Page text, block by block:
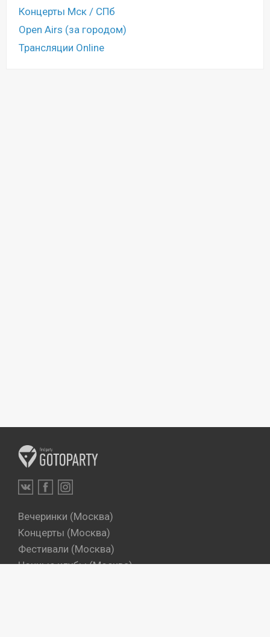
Концерты Мск / СПб
Open Airs (за городом)
Трансляции Online
Вечеринки (Москва)
Концерты (Москва)
Фестивали (Москва)
Ночные клубы (Москва)